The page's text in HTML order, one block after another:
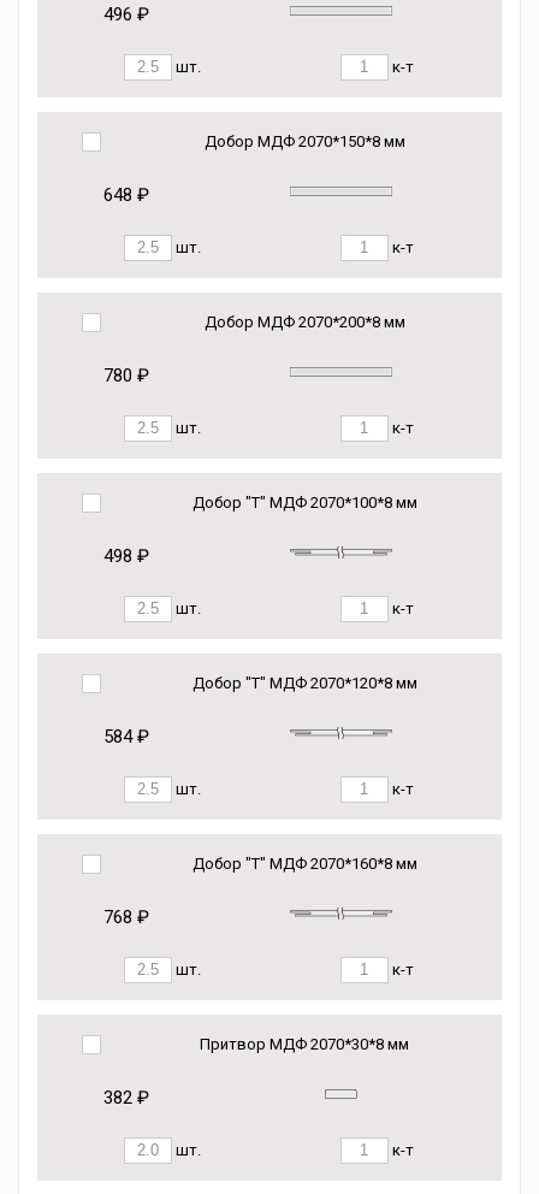
496 ₽
шт. к-т
Добор МДФ 2070*150*8 мм
648 ₽
шт. к-т
Добор МДФ 2070*200*8 мм
780 ₽
шт. к-т
Добор "Т" МДФ 2070*100*8 мм
498 ₽
шт. к-т
Добор "Т" МДФ 2070*120*8 мм
584 ₽
шт. к-т
Добор "Т" МДФ 2070*160*8 мм
768 ₽
шт. к-т
Притвор МДФ 2070*30*8 мм
382 ₽
шт. к-т